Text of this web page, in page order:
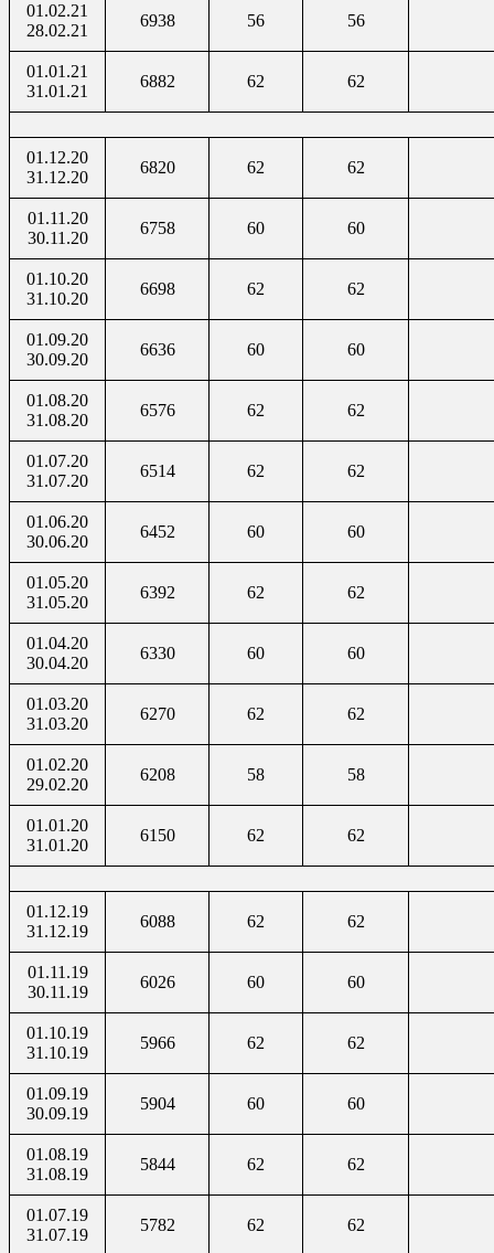
01.02.21
28.02.21
6938 56 56
01.01.21
31.01.21
6882 62 62
01.12.20
31.12.20
6820 62 62
01.11.20
30.11.20
6758 60 60
01.10.20
31.10.20
6698 62 62
01.09.20
30.09.20
6636 60 60
01.08.20
31.08.20
6576 62 62
01.07.20
31.07.20
6514 62 62
01.06.20
30.06.20
6452 60 60
01.05.20
31.05.20
6392 62 62
01.04.20
30.04.20
6330 60 60
01.03.20
31.03.20
6270 62 62
01.02.20
29.02.20
6208 58 58
01.01.20
31.01.20
6150 62 62
01.12.19
31.12.19
6088 62 62
01.11.19
30.11.19
6026 60 60
01.10.19
31.10.19
5966 62 62
01.09.19
30.09.19
5904 60 60
01.08.19
31.08.19
5844 62 62
01.07.19
31.07.19
5782 62 62